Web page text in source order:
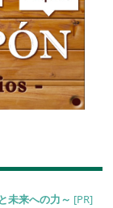
未来への力～ [PR]